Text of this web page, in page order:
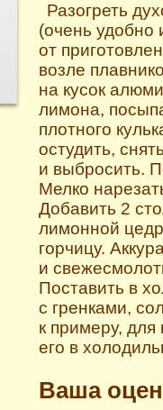
Разогреть
(очень удобно
от
возле
на кусок
лимона,
плотного
остудить,
и выбросить.
Мелко
Добавить 2
лимонной
горчицу.
и
Поставить в
с гренками,
к примеру,
его в
Ваша